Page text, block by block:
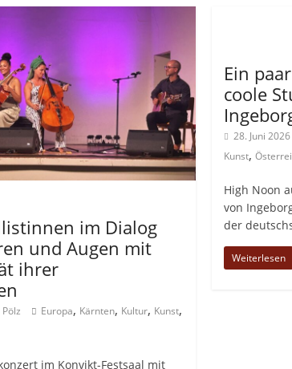
im Dialog
und Augen mit
ihrer
Europa, Kärnten, Kultur, Kunst,
im Konvikt-Festsaal mit
Ein
coole
28. Juni 2026
Kunst,
High Noon
von
der
Weiterlesen